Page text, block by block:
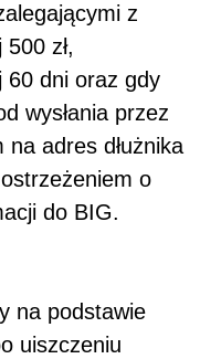
z
zł,
60 dni oraz gdy
wysłania przez
adres dłużnika
o
do BIG.
na podstawie
uiszczeniu